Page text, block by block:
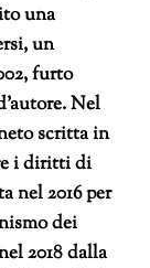
una
un
furto
Nel
scritta in
i diritti di
nel 2016 per
dei
2018 dalla